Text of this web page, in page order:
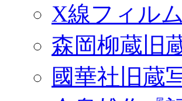
X線フィル
森岡柳蔵旧
國華社旧蔵